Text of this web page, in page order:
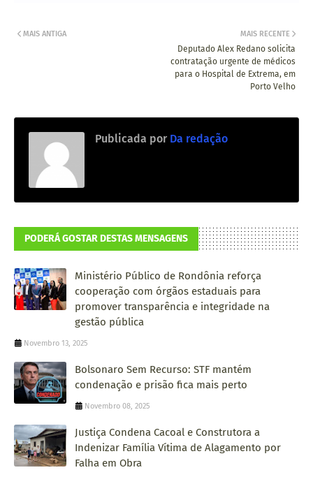
MAIS RECENTE
Deputado Alex Redano solicita
contratação urgente de médicos
para o Hospital de Extrema, em
Porto Velho
MAIS ANTIGA
Publicada por Da redação
PODERÁ GOSTAR DESTAS MENSAGENS
Ministério Público de Rondônia reforça
cooperação com órgãos estaduais para
promover transparência e integridade na
gestão pública
Novembro 13, 2025
Bolsonaro Sem Recurso: STF mantém
condenação e prisão fica mais perto
Novembro 08, 2025
Justiça Condena Cacoal e Construtora a
Indenizar Família Vítima de Alagamento por
Falha em Obra